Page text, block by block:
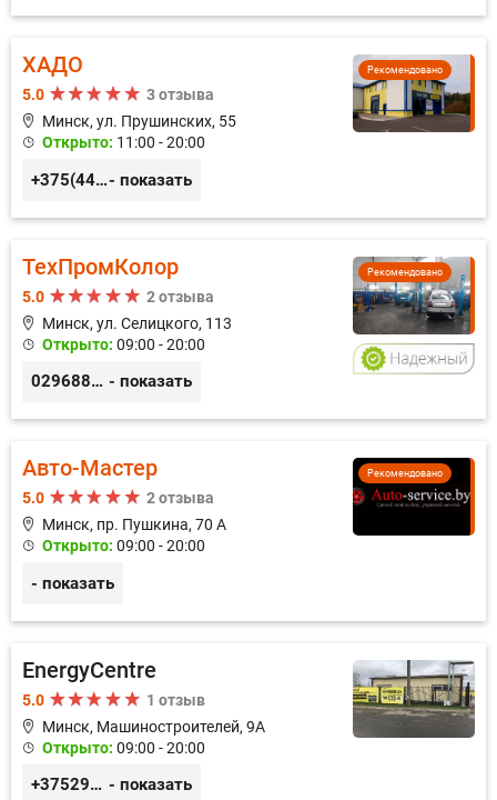
Рекомендовано
ХАДО
5.0
3 отзыва
Минск, ул. Прушинских, 55
Открыто: 11:00 - 20:00
+375(44) 559-27-77- показать
Рекомендовано
ТехПромКолор
5.0
2 отзыва
Минск, ул. Селицкого, 113
Открыто: 09:00 - 20:00
0296889898 - показать
Рекомендовано
Авто-Мастер
5.0
2 отзыва
Минск, пр. Пушкина, 70 А
Открыто: 09:00 - 20:00
- показать
EnergyCentre
5.0
1 отзыв
Минск, Машиностроителей, 9A
Открыто: 09:00 - 20:00
+375293857117 - показать